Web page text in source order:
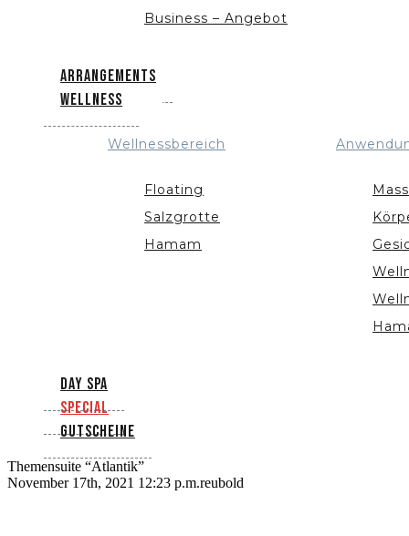
Business – Angebot
Arrangements
Wellness
Wellnessbereich
Floating
Salzgrotte
Hamam
Day Spa
Special
Gutscheine
Themensuite “Atlantik”
November 17th, 2021 12:23 p.m.reubold